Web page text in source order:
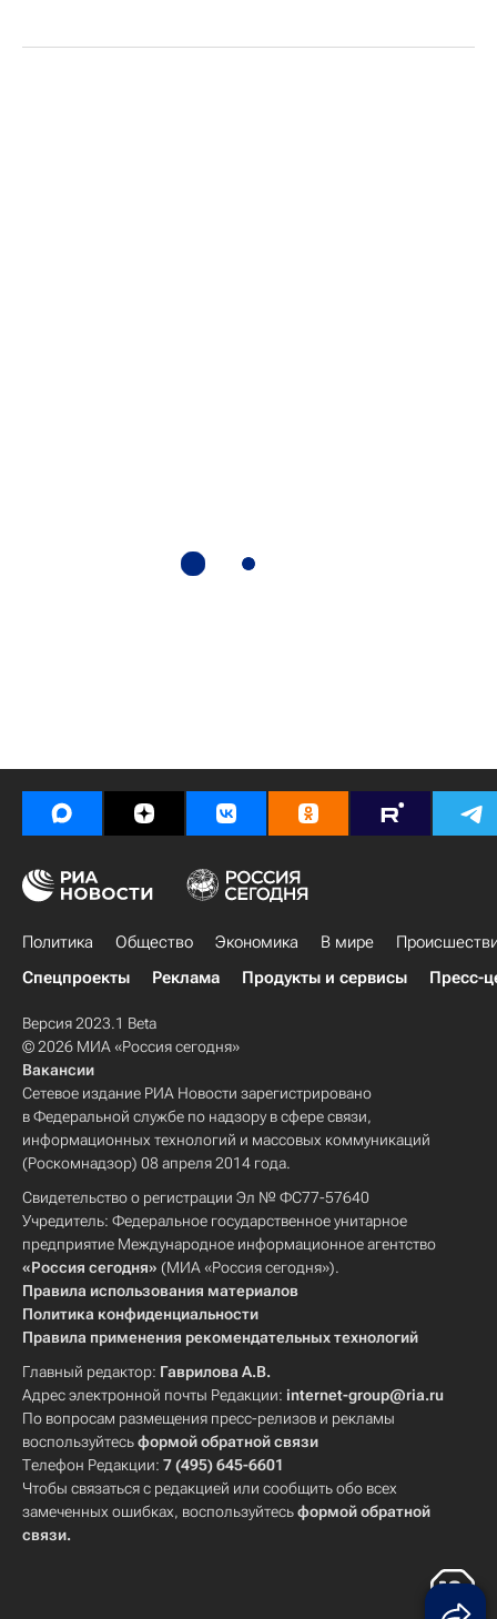
Политика Общество Экономика В мире
Спецпроекты
Реклама Продукты и сервисы Пресс-
Версия 2023.1 Beta
© 2026 МИА «Россия сегодня»
Вакансии
Сетевое издание РИА Новости зарегистрировано
в Федеральной службе по надзору в сфере связи,
информационных технологий и массовых коммуникаций
(Роскомнадзор) 08 апреля 2014 года.
Свидетельство о регистрации Эл № ФС77-57640
Учредитель: Федеральное государственное унитарное
предприятие Международное информационное агентство
«Россия сегодня» (МИА «Россия сегодня»).
Правила использования материалов
Политика конфиденциальности
Правила применения рекомендательных технологий
Главный редактор: Гаврилова А.В.
Адрес электронной почты Редакции: internet-group@ria.ru
По вопросам размещения пресс-релизов и рекламы
воспользуйтесьформой обратной связи
Телефон Редакции: 7 (495) 645-6601
Чтобы связаться с редакцией или сообщить обо всех
замеченных ошибках, воспользуйтесьформой обратной
связи.